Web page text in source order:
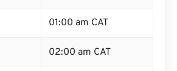
01:00 am CAT
02:00 am CAT